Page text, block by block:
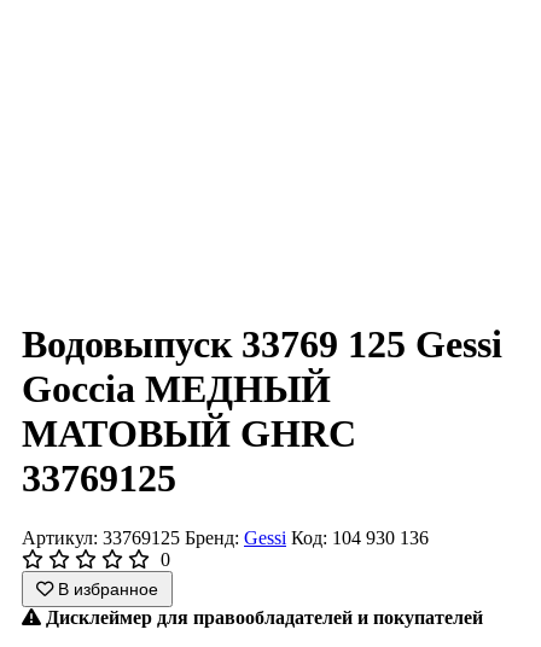
Водовыпуск 33769 125 Gessi
Goccia МЕДНЫЙ
МАТОВЫЙ GHRC
33769125
Артикул: 33769125 Бренд: Gessi Код: 104 930 136
0
В избранное
Дисклеймер для правообладателей и покупателей